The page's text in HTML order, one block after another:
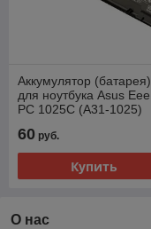
Аккумулятор (батарея)
для ноутбука Asus Eee
PC 1025C (A31-1025)
60 руб.
Купить
О нас